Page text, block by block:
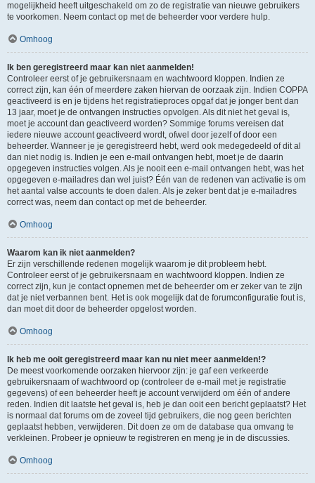
mogelijkheid heeft uitgeschakeld om zo de registratie van nieuwe gebruikers
te voorkomen. Neem contact op met de beheerder voor verdere hulp.
Omhoog
Ik ben geregistreerd maar kan niet aanmelden!
Controleer eerst of je gebruikersnaam en wachtwoord kloppen. Indien ze
correct zijn, kan één of meerdere zaken hiervan de oorzaak zijn. Indien COPPA
geactiveerd is en je tijdens het registratieproces opgaf dat je jonger bent dan
13 jaar, moet je de ontvangen instructies opvolgen. Als dit niet het geval is,
moet je account dan geactiveerd worden? Sommige forums vereisen dat
iedere nieuwe account geactiveerd wordt, ofwel door jezelf of door een
beheerder. Wanneer je je geregistreerd hebt, werd ook medegedeeld of dit al
dan niet nodig is. Indien je een e-mail ontvangen hebt, moet je de daarin
opgegeven instructies volgen. Als je nooit een e-mail ontvangen hebt, was het
opgegeven e-mailadres dan wel juist? Één van de redenen van activatie is om
het aantal valse accounts te doen dalen. Als je zeker bent dat je e-mailadres
correct was, neem dan contact op met de beheerder.
Omhoog
Waarom kan ik niet aanmelden?
Er zijn verschillende redenen mogelijk waarom je dit probleem hebt.
Controleer eerst of je gebruikersnaam en wachtwoord kloppen. Indien ze
correct zijn, kun je contact opnemen met de beheerder om er zeker van te zijn
dat je niet verbannen bent. Het is ook mogelijk dat de forumconfiguratie fout is,
dan moet dit door de beheerder opgelost worden.
Omhoog
Ik heb me ooit geregistreerd maar kan nu niet meer aanmelden!?
De meest voorkomende oorzaken hiervoor zijn: je gaf een verkeerde
gebruikersnaam of wachtwoord op (controleer de e-mail met je registratie
gegevens) of een beheerder heeft je account verwijderd om één of andere
reden. Indien dit laatste het geval is, heb je dan ooit een bericht geplaatst? Het
is normaal dat forums om de zoveel tijd gebruikers, die nog geen berichten
geplaatst hebben, verwijderen. Dit doen ze om de database qua omvang te
verkleinen. Probeer je opnieuw te registreren en meng je in de discussies.
Omhoog